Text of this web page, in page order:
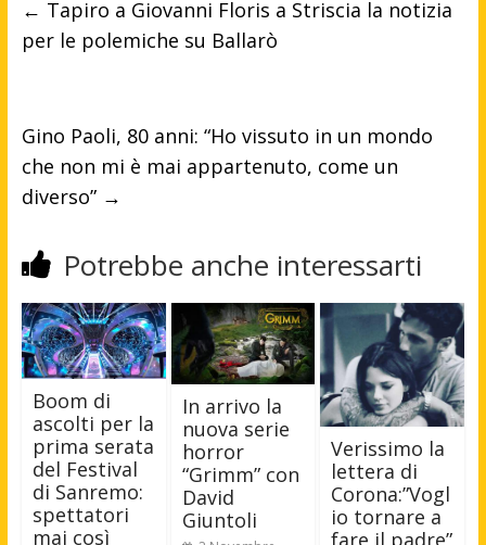
← Tapiro a Giovanni Floris a Striscia la notizia
per le polemiche su Ballarò
Gino Paoli, 80 anni: “Ho vissuto in un mondo
che non mi è mai appartenuto, come un
diverso” →
Potrebbe anche interessarti
Boom di
ascolti per la
prima serata
del Festival
di Sanremo:
spettatori
mai così
In arrivo la
nuova serie
horror
“Grimm” con
David
Giuntoli
Verissimo la
lettera di
Corona:”Vogl
io tornare a
fare il padre”